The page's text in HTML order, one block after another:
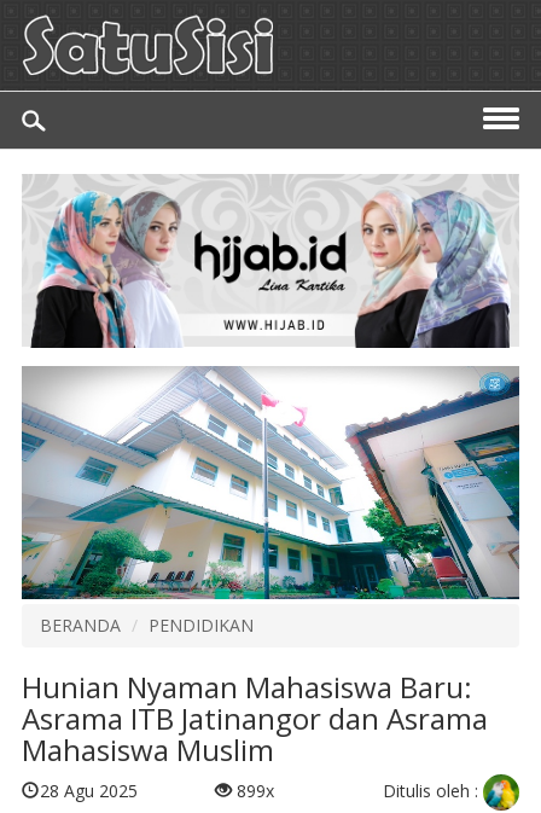
BERANDA PENDIDIKAN
Hunian Nyaman Mahasiswa Baru:
Asrama ITB Jatinangor dan Asrama
Mahasiswa Muslim
28 Agu 2025 899x
Ditulis oleh :